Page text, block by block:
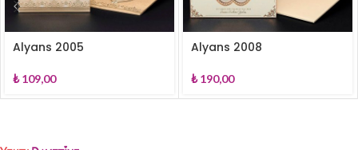
Alyans 2005
₺109,00
Alyans 2008
₺190,00